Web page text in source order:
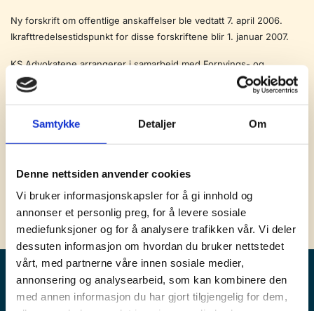
Samtykke Detaljer Om
Denne nettsiden anvender cookies
Vi bruker informasjonskapsler for å gi innhold og
annonser et personlig preg, for å levere sosiale
mediefunksjoner og for å analysere trafikken vår. Vi deler
dessuten informasjon om hvordan du bruker nettstedet
vårt, med partnerne våre innen sosiale medier,
annonsering og analysearbeid, som kan kombinere den
med annen informasjon du har gjort tilgjengelig for dem,
Ny forskrift om offentlige anskaffelser ble vedtatt 7. april 2006.
Ikrafttredelsestidspunkt for disse forskriftene blir 1. januar 2007.
KS Advokatene arrangerer i samarbeid med Fornyings- og
administrasjonsdepartementet (FAD) en kursrekke i nytt regelverk
om offentlige anskaffelser. For detaljert informasjon om de enkelte
Pensjonskontoret vil komme tilbake med nærmere omtale av de
endringer som er relevante i forhold til innkjøp av tjenestepensjon.
kommunal tjenestepensjonsordning revideres neste år.